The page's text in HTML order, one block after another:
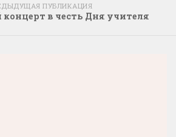
ПУБЛИКАЦИЯ
в честь Дня учителя